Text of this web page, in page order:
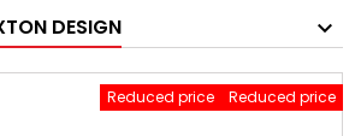
DESIGN
Reduced price
Reduced price